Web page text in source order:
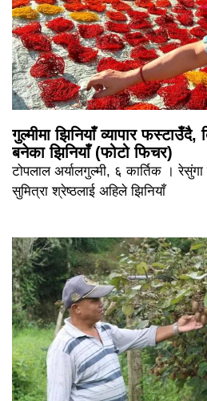
गुल्मीमा झिनियाँ व्यापार
बनेका झिनियाँ (फोटो फिचर)
टोपलाल अर्यालगुल्मी, ६ कार्तिक ।
सुमित्रा श्रेष्ठलाई अहिले झिनियाँ